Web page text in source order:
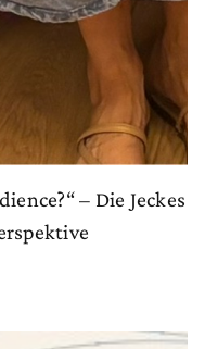
– Die Jeckes